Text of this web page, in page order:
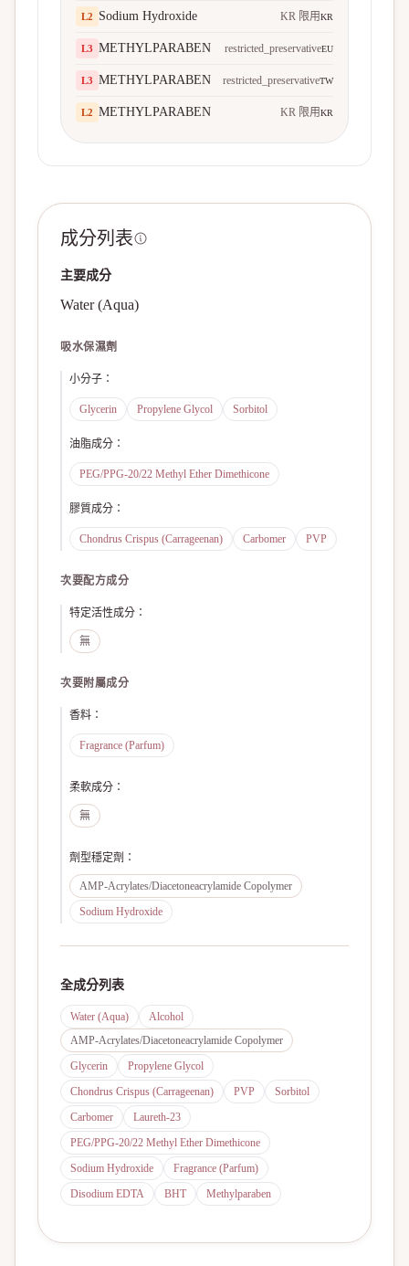
L2 Sodium Hydroxide KR 限用KR
L3 METHYLPARABEN restricted_preservativeEU
L3 METHYLPARABEN restricted_preservativeTW
L2 METHYLPARABEN KR 限用KR
成分列表
主要成分
Water (Aqua)
吸水保濕劑
小分子 ：
Glycerin Propylene Glycol Sorbitol
油脂成分 ：
PEG/PPG-20/22 Methyl Ether Dimethicone
膠質成分 ：
Chondrus Crispus (Carrageenan) Carbomer PVP
次要配方成分
特定活性成分 ：
無
次要附屬成分
香料 ：
Fragrance (Parfum)
柔軟成分 ：
無
劑型穩定劑 ：
AMP-Acrylates/Diacetoneacrylamide Copolymer
Sodium Hydroxide
全成分列表
Water (Aqua)
Alcohol
AMP-Acrylates/Diacetoneacrylamide Copolymer
Glycerin
Propylene Glycol
Chondrus Crispus (Carrageenan)
PVP
Sorbitol
Carbomer
Laureth-23
PEG/PPG-20/22 Methyl Ether Dimethicone
Sodium Hydroxide
Fragrance (Parfum)
Disodium EDTA
BHT Methylparaben